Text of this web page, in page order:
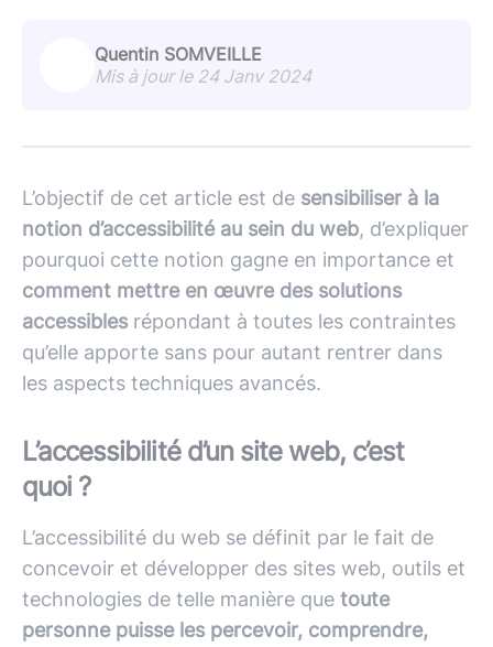
Quentin SOMVEILLE
Mis à jour le 24 Janv 2024
L’objectif de cet article est de sensibiliser à la
notion d’accessibilité au sein du web, d’expliquer
pourquoi cette notion gagne en importance et
comment mettre en œuvre des solutions
accessibles répondant à toutes les contraintes
qu’elle apporte sans pour autant rentrer dans
les aspects techniques avancés.
L’accessibilité d’un site web, c’est
quoi ?
L’accessibilité du web se définit par le fait de
concevoir et développer des sites web, outils et
technologies de telle manière que toute
personne puisse les percevoir, comprendre,